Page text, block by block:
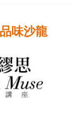
味沙龍